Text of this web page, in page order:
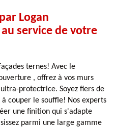
Logan
service de votre
ternes! Avec le
, offrez à vos murs
protectrice. Soyez fiers de
couper le souffle! Nos experts
une finition qui s'adapte
parmi une large gamme